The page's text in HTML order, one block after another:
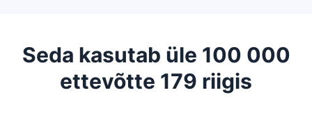
Seda kasutab üle 100 000
ettevõtte 179 riigis